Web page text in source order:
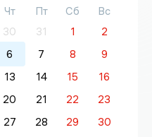
Чт Пт Сб
Вс
30 31 1
2
6 7 8
9
13 14 15
16
20 21 22
23
27 28 29
30